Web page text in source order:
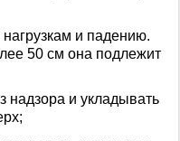
и падению.
50 см она подлежит
надзора и укладывать